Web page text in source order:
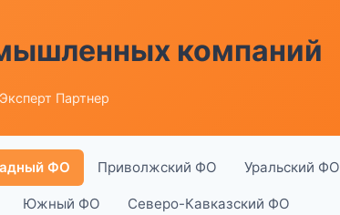
компаний
Партнер
ФО Приволжский ФО Уральский ФО
Южный ФО Северо-Кавказский ФО